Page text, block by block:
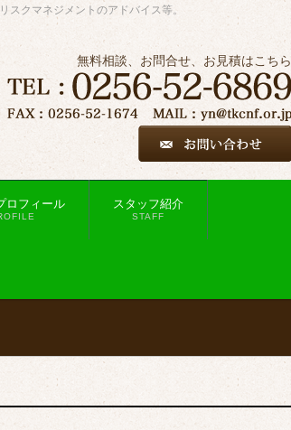
クマネジメントのアドバイス等。
無料相談、お問合せ、お見積はこちら
ロフィール スタッフ紹介
STAFF